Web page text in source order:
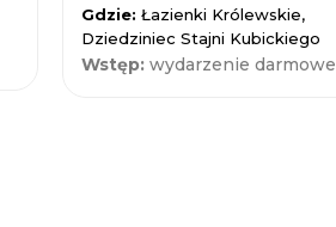
Gdzie: Łazienki Królewskie,
Dziedziniec Stajni Kubickiego
Wstęp: wydarzenie darmowe